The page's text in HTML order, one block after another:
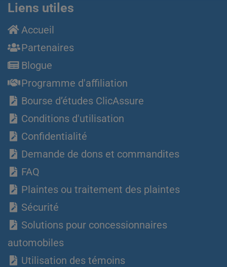
Liens utiles
Accueil
Partenaires
Blogue
Programme d'affiliation
Bourse d’études ClicAssure
Conditions d'utilisation
Confidentialité
Demande de dons et commandites
FAQ
Plaintes ou traitement des plaintes
Sécurité
Solutions pour concessionnaires
automobiles
Utilisation des témoins